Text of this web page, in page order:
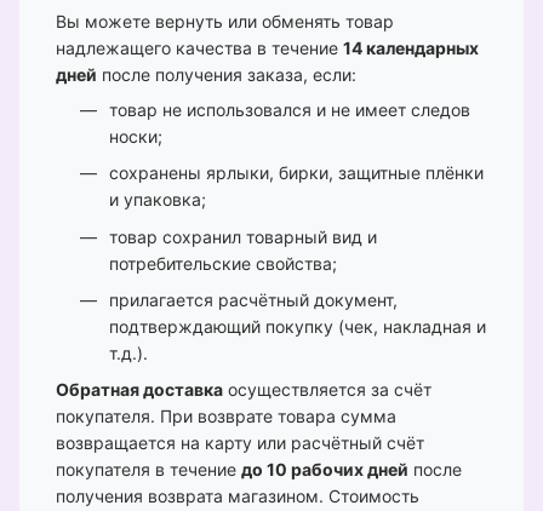
Вы можете вернуть или обменять товар
надлежащего качества в течение 14 календарных
дней после получения заказа, если:
товар не использовался и не имеет следов
носки;
сохранены ярлыки, бирки, защитные плёнки
и упаковка;
товар сохранил товарный вид и
потребительские свойства;
прилагается расчётный документ,
подтверждающий покупку (чек, накладная и
т.д.).
Обратная доставка осуществляется за счёт
покупателя. При возврате товара сумма
возвращается на карту или расчётный счёт
покупателя в течение до 10 рабочих дней после
получения возврата магазином. Стоимость